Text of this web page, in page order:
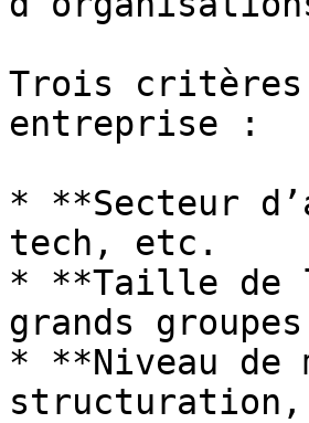
Trois critères
entreprise :
* **Secteur
tech, etc.
* **Taille de
grands groupes
* **Niveau de
structuration,